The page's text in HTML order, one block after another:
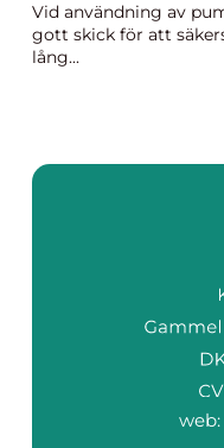
Vid användning av
gott skick för att
lång...
web: